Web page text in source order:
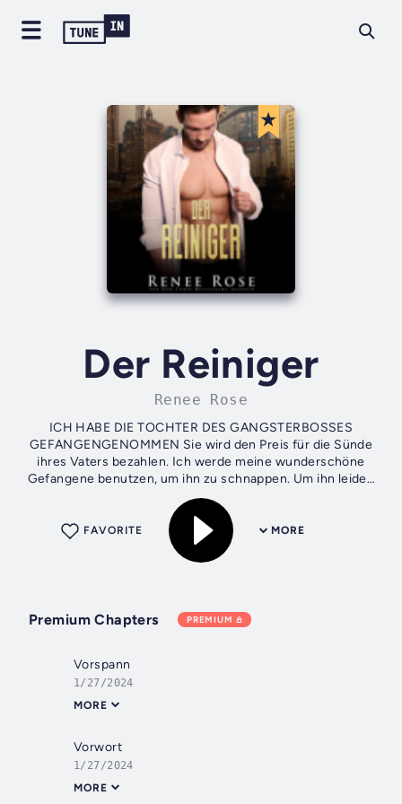
Der Reiniger
Renee Rose
ICH HABE DIE TOCHTER DES GANGSTERBOSSES
GEFANGENGENOMMEN Sie wird den Preis für die Sünde
ihres Vaters bezahlen. Ich werde meine wunderschöne
Gefangene benutzen, um ihn zu schnappen. Um ihn leiden
zu lassen. Ihn glauben zu lassen, ich würde ihr so...
MORE
FAVORITE
Premium Chapters PREMIUM
Vorspann
1/27/2024
MORE
Vorwort
1/27/2024
MORE